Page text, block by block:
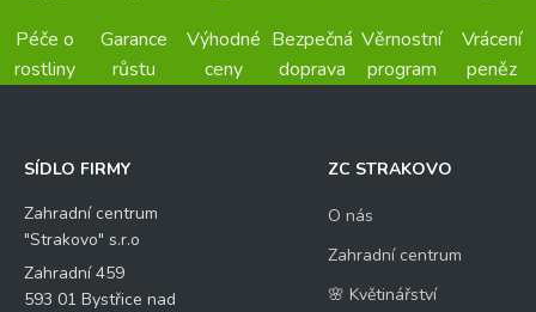
Péče o
rostliny
Garance
růstu
Výhodné
ceny
Bezpečná
doprava
Věrnostní
program
Vrácení
peněz
SÍDLO FIRMY
Zahradní centrum
"Strakovo" s.r.o
Zahradní 459
593 01 Bystřice nad
ZC STRAKOVO
O nás
Zahradní centrum
🌸 Květinářství